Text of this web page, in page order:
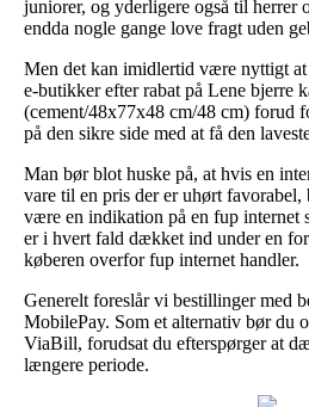
juniorer, og yderligere også til herrer
endda nogle gange love fragt uden
Men det kan imidlertid være nyttigt
e-butikker efter rabat på Lene bjerre
(cement/48x77x48 cm/48 cm) forud
på den sikre side med at få den
Man bør blot huske på, at hvis en
vare til en pris der er uhørt
være en indikation på en fup internet
er i hvert fald dækket ind under en
køberen overfor fup internet handler.
Generelt foreslår vi bestillinger med
MobilePay. Som et alternativ bør du
ViaBill, forudsat du efterspørger at
længere periode.